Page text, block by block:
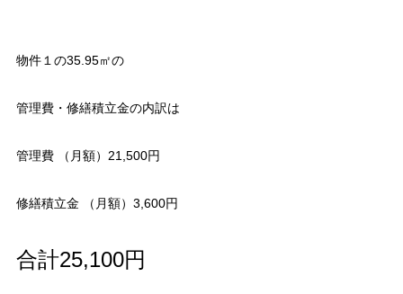
物件１の35.95㎡の
管理費・修繕積立金の内訳は
管理費 （月額）21,500円
修繕積立金 （月額）3,600円
合計25,100円